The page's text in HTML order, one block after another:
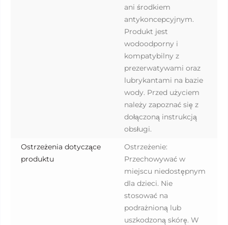
ani środkiem
antykoncepcyjnym.
Produkt jest
wodoodporny i
kompatybilny z
prezerwatywami oraz
lubrykantami na bazie
wody. Przed użyciem
należy zapoznać się z
dołączoną instrukcją
obsługi.
Ostrzeżenia dotyczące
produktu
Ostrzeżenie:
Przechowywać w
miejscu niedostępnym
dla dzieci. Nie
stosować na
podrażnioną lub
uszkodzoną skórę. W